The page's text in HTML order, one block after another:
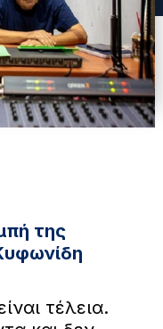
της
τέλεια.